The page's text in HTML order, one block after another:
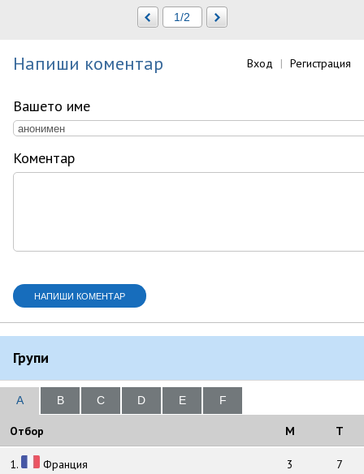
Напиши коментар Вход | Регистрация
Вашето име
Коментар
Групи
A B C D E F
Отбор M T
1. Франция 3 7